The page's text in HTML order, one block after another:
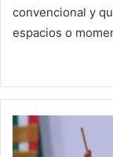
convencional y
espacios o